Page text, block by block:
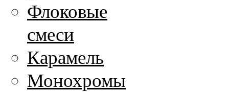
Флоковые
смеси
Карамель
Монохромы